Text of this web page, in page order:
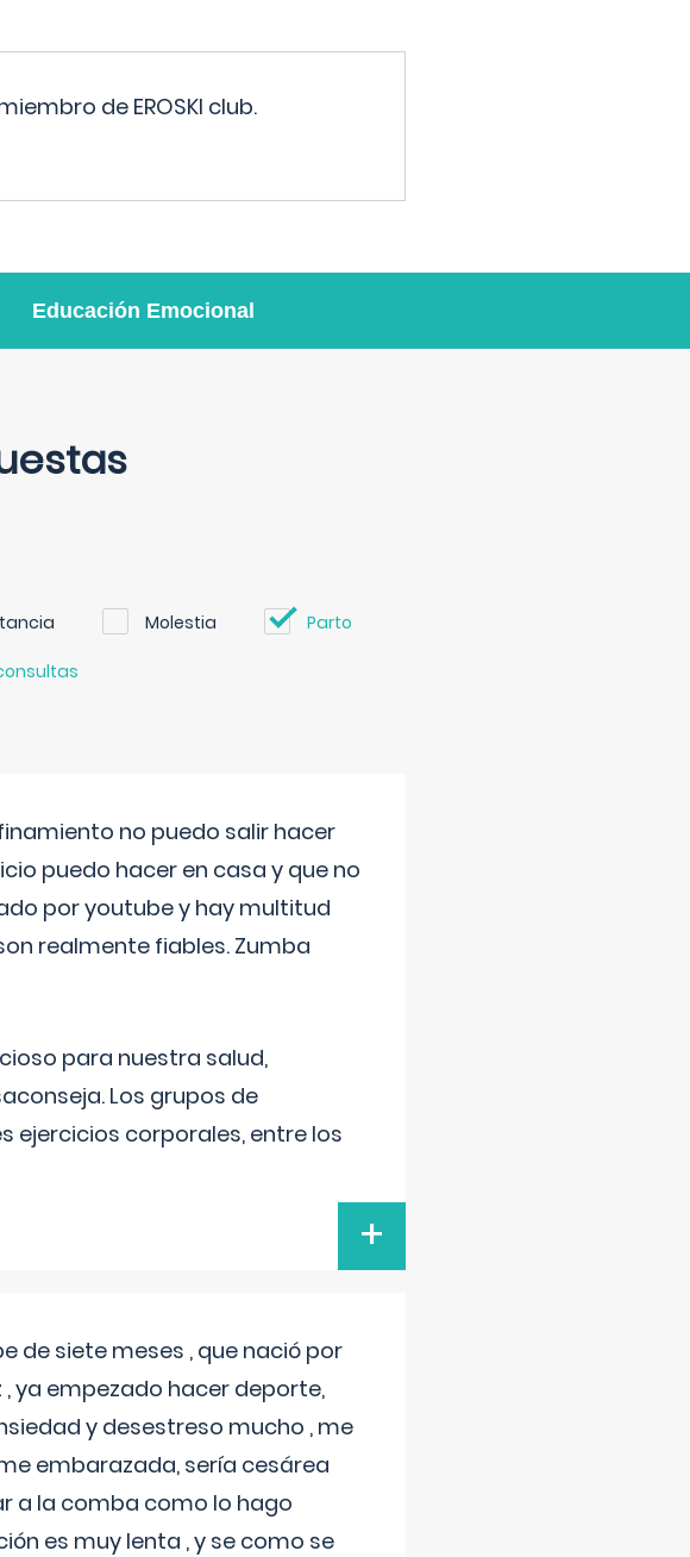
de EROSKI club.
Educación Emocional
Molestia Parto
no puedo salir hacer
puedo hacer en casa y que no
por youtube y hay multitud
realmente fiables. Zumba
para nuestra salud,
Los grupos de
ejercicios corporales, entre los
+
de siete meses , que nació por
ya empezado hacer deporte,
y desestreso mucho , me
embarazada, sería cesárea
a la comba como lo hago
es muy lenta , y se como se